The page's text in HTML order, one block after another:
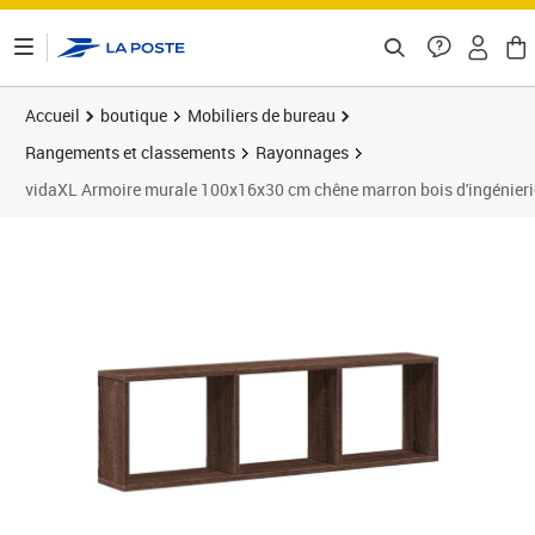
Accueil boutique
Mobiliers de bureau
Rangements et classements
Rayonnages
vidaXL Armoire murale 100x16x30 cm chêne marron bois